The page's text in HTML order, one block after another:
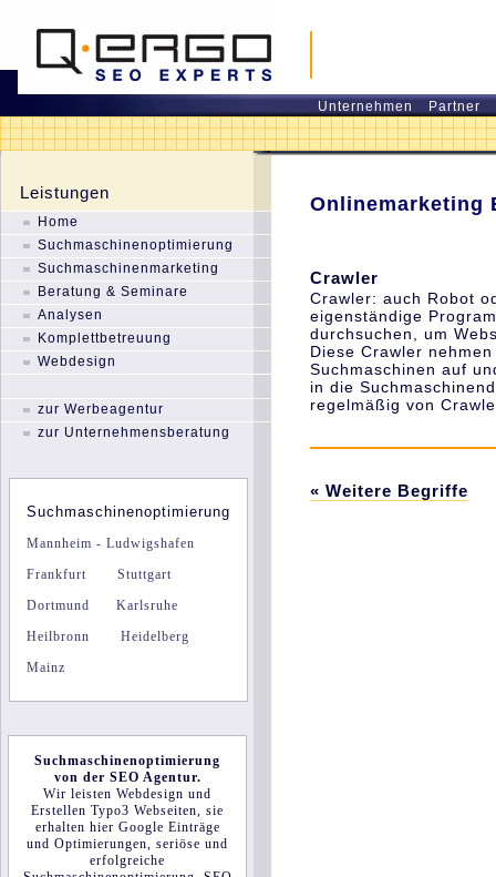
Leistungen
Home
Suchmaschinenoptimierung
Suchmaschinenmarketing
Beratung & Seminare
Analysen
Komplettbetreuung
Webdesign
zur Werbeagentur
zur Unternehmensberatung
Suchmaschinenoptimierung
Mannheim - Ludwigshafen
Frankfurt
Stuttgart
Dortmund
Karlsruhe
Heilbronn
Heidelberg
Mainz
Suchmaschinenoptimierung
von der SEO Agentur.
Wir leisten Webdesign und
Erstellen Typo3 Webseiten , sie
erhalten hier Google Einträge
und Optimierungen, seriöse und
erfolgreiche
Unternehmen Partner
Onlinemarketing
Crawler
Crawler: auch Robot
eigenständige
durchsuchen, um
Diese Crawler
Suchmaschinen auf
in die
regelmäßig von
« Weitere Begriffe